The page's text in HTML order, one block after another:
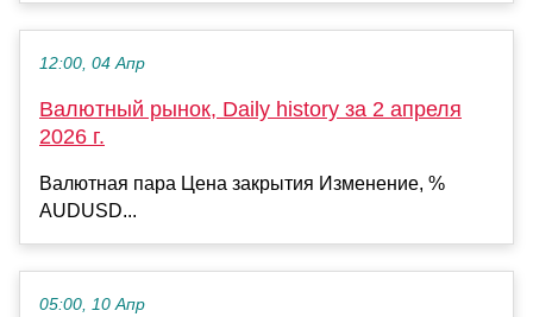
12:00, 04 Апр
Валютный рынок, Daily history за 2 апреля
2026 г.
Валютная пара Цена закрытия Изменение, %
AUDUSD...
05:00, 10 Апр